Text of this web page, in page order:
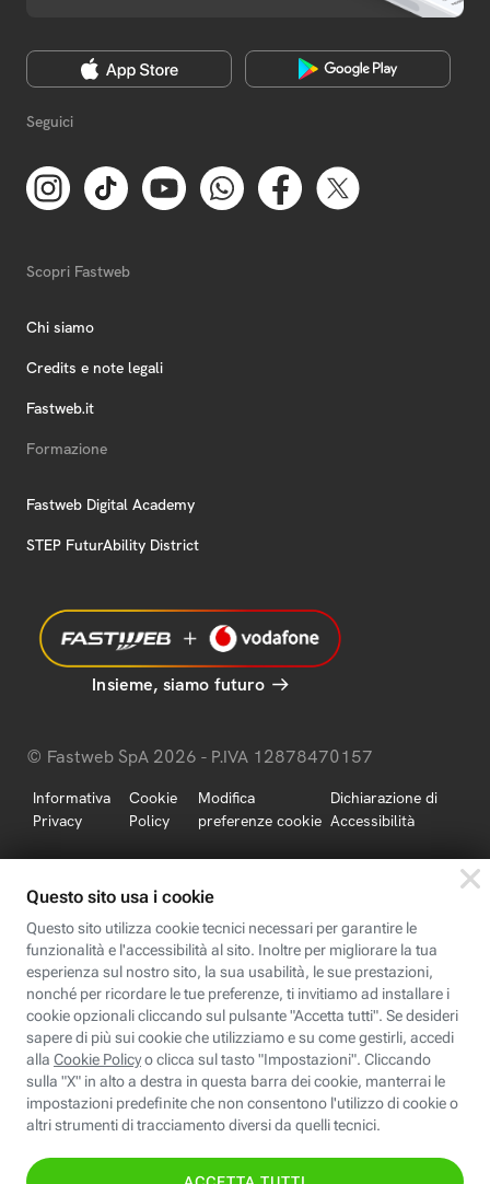
Seguici
Scopri Fastweb
Chi siamo
Credits e note legali
Fastweb.it
Formazione
Fastweb Digital Academy
STEP FuturAbility District
Insieme, siamo futuro
© Fastweb SpA 2026 - P.IVA 12878470157
Informativa
Privacy
Cookie
Policy
Modifica
preferenze cookie
Dichiarazione di
Accessibilità